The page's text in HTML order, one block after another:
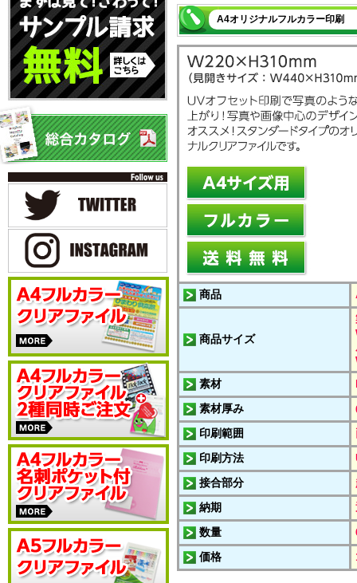
A4オリジナルフルカラー印刷
商品
商品サイズ
素材
素材厚み
印刷範囲
印刷方法
接合部分
納期
数量
価格